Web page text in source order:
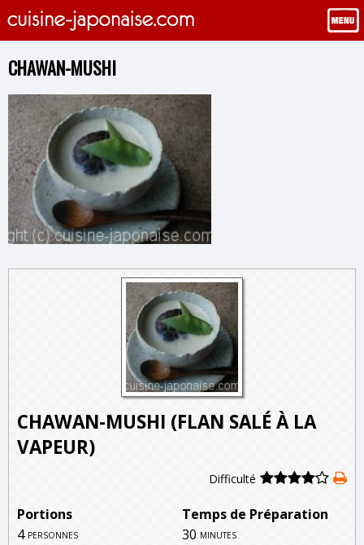
CHAWAN-MUSHI
CHAWAN-MUSHI (FLAN SALÉ À LA
VAPEUR)
Difficulté
Portions
Temps de Préparation
4 personnes 30 minutes